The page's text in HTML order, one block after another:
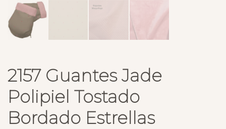
2157 Guantes Jade
Polipiel Tostado
Bordado Estrellas